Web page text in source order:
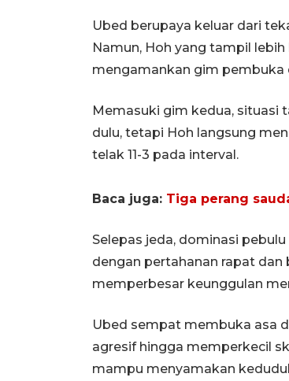
Ubed berupaya keluar dari
Namun, Hoh yang tampil
mengamankan gim pembuka
Memasuki gim kedua, situasi
dulu, tetapi Hoh langsung
telak 11-3 pada interval.
Baca juga: Tiga perang
Selepas jeda, dominasi
dengan pertahanan rapat
memperbesar keunggulan
Ubed sempat membuka asa
agresif hingga memperkecil
mampu menyamakan